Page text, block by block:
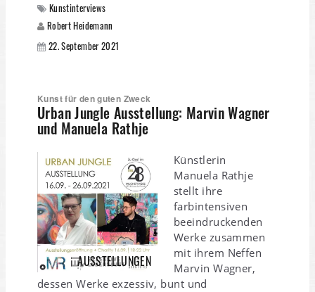
Kunstinterviews
Robert Heidemann
22. September 2021
Kunst für den guten Zweck
Urban Jungle Ausstellung: Marvin Wagner
und Manuela Rathje
AUSSTELLUNGEN
Künstlerin
Manuela Rathje
stellt ihre
farbintensiven
beeindruckenden
Werke zusammen
mit ihrem Neffen
Marvin Wagner,
dessen Werke exzessiv, bunt und